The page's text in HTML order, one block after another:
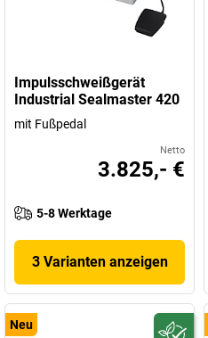
Impulsschweißgerät
Industrial Sealmaster 420
mit Fußpedal
Netto
3.825,- €
5-8 Werktage
3 Varianten anzeigen
Neu